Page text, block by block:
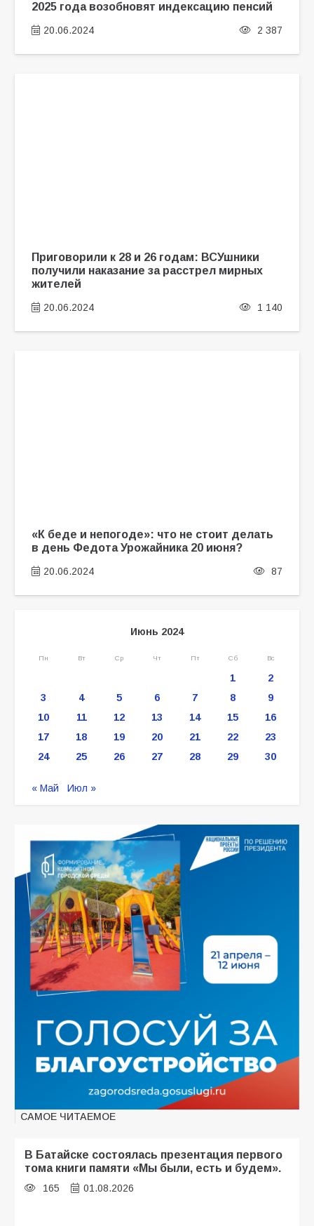
2025 года возобновят индексацию пенсий
20.06.2024 2 387
Приговорили к 28 и 26 годам: ВСУшники
получили наказание за расстрел мирных
жителей
20.06.2024 1 140
«К беде и непогоде»: что не стоит делать
в день Федота Урожайника 20 июня?
20.06.2024 87
Июнь 2024
Пн Вт Ср Чт Пт Сб Вс
1
2
3
4 5 6 7 8
9
10
11 12 13 14 15
16
17
18 19 20 21 22
23
24
25 26 27 28 29 30
« Май Июл »
САМОЕ ЧИТАЕМОЕ
В Батайске состоялась презентация первого
тома книги памяти «Мы были, есть и будем».
165 01.08.2026